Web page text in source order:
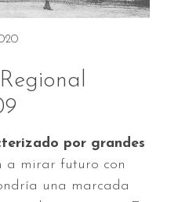
por grandes
a mirar futuro con
una marcada